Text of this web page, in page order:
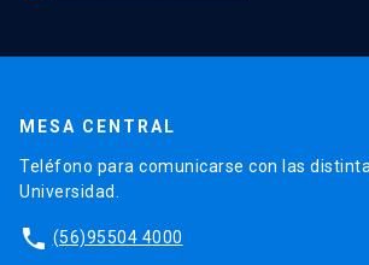
MESA CENTRAL
Teléfono para comunicarse con las
Universidad.
phone (56)95504 4000